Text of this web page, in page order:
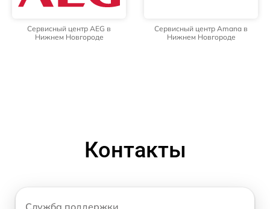
Сервисный центр AEG в
Нижнем Новгороде
Сервисный центр Amana в
Нижнем Новгороде
Контакты
Служба поддержки